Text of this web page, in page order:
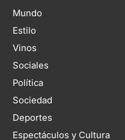
Mundo
Estilo
Vinos
Sociales
Política
Sociedad
Deportes
Espectáculos y Cultura